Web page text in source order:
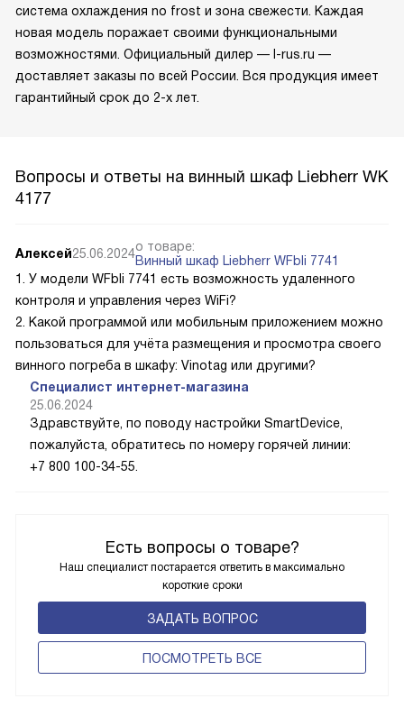
система охлаждения no frost и зона свежести. Каждая
новая модель поражает своими функциональными
возможностями. Официальный дилер — l-rus.ru —
доставляет заказы по всей России. Вся продукция имеет
гарантийный срок до 2-х лет.
Вопросы и ответы на винный шкаф Liebherr WK
4177
Есть вопросы о товаре?
Наш специалист постарается ответить в максимально
короткие сроки
ЗАДАТЬ ВОПРОС
ПОCМОТРЕТЬ ВСЕ
Алексей25.06.2024о товаре:
Винный шкаф Liebherr WFbli 7741
1. У модели WFbli 7741 есть возможность удаленного
контроля и управления через WiFi?
2. Какой программой или мобильным приложением можно
пользоваться для учёта размещения и просмотра своего
винного погреба в шкафу: Vinotag или другими?
Специалист интернет-магазина
25.06.2024
Здравствуйте, по поводу настройки SmartDevice,
пожалуйста, обратитесь по номеру горячей линии:
+7 800 100-34-55.